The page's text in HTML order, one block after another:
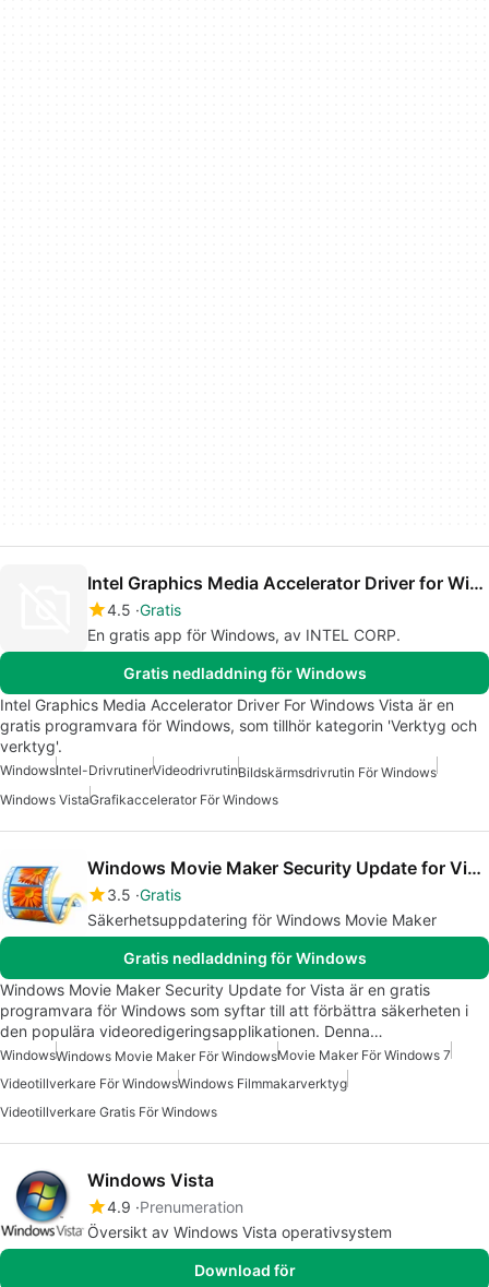
Intel Graphics Media Accelerator Driver for Windows Vista
4.5 Gratis
En gratis app för Windows, av INTEL CORP.
Gratis nedladdning för Windows
Intel Graphics Media Accelerator Driver For Windows Vista är en
gratis programvara för Windows, som tillhör kategorin 'Verktyg och
verktyg'.
WindowsIntel-DrivrutinerVideodrivrutinBildskärmsdrivrutin För Windows
Windows VistaGrafikaccelerator För Windows
Windows Movie Maker Security Update for Vista
3.5 Gratis
Säkerhetsuppdatering för Windows Movie Maker
Gratis nedladdning för Windows
Windows Movie Maker Security Update for Vista är en gratis
programvara för Windows som syftar till att förbättra säkerheten i
den populära videoredigeringsapplikationen. Denna…
WindowsWindows Movie Maker För WindowsMovie Maker För Windows 7
Videotillverkare För WindowsWindows Filmmakarverktyg
Videotillverkare Gratis För Windows
Windows Vista
4.9 Prenumeration
Översikt av Windows Vista operativsystem
Download för